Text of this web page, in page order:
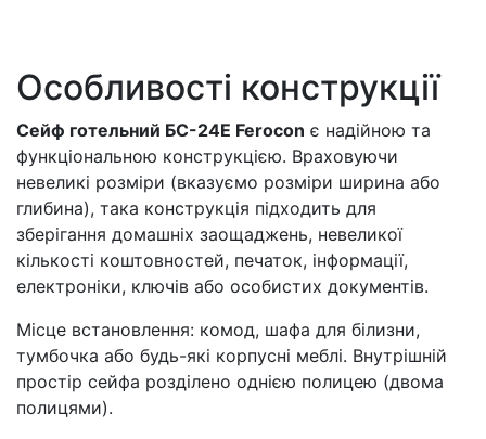
Особливості конструкції
Сейф готельний БС-24E Ferocon є надійною та
функціональною конструкцією. Враховуючи
невеликі розміри (вказуємо розміри ширина або
глибина), така конструкція підходить для
зберігання домашніх заощаджень, невеликої
кількості коштовностей, печаток, інформації,
електроніки, ключів або особистих документів.
Місце встановлення: комод, шафа для білизни,
тумбочка або будь-які корпусні меблі. Внутрішній
простір сейфа розділено однією полицею (двома
полицями).